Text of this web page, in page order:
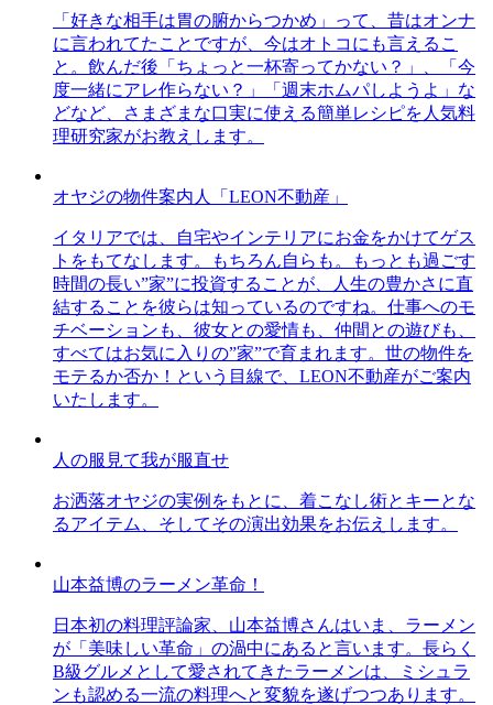
「好きな相手は胃の腑からつかめ」って、昔はオンナ
に言われてたことですが、今はオトコにも言えるこ
と。飲んだ後「ちょっと一杯寄ってかない？」、「今
度一緒にアレ作らない？」「週末ホムパしようよ」な
どなど、さまざまな口実に使える簡単レシピを人気料
理研究家がお教えします。
オヤジの物件案内人「LEON不動産」
イタリアでは、自宅やインテリアにお金をかけてゲス
トをもてなします。もちろん自らも。もっとも過ごす
時間の長い”家”に投資することが、人生の豊かさに直
結することを彼らは知っているのですね。仕事へのモ
チベーションも、彼女との愛情も、仲間との遊びも、
すべてはお気に入りの”家”で育まれます。世の物件を
モテるか否か！という目線で、LEON不動産がご案内
いたします。
人の服見て我が服直せ
お洒落オヤジの実例をもとに、着こなし術とキーとな
るアイテム、そしてその演出効果をお伝えします。
山本益博のラーメン革命！
日本初の料理評論家、山本益博さんはいま、ラーメン
が「美味しい革命」の渦中にあると言います。長らく
B級グルメとして愛されてきたラーメンは、ミシュラ
ンも認める一流の料理へと変貌を遂げつつあります。